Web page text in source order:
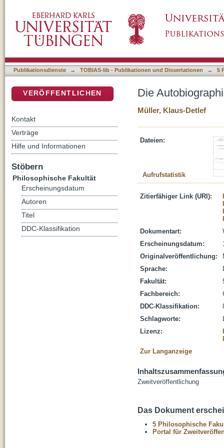
Publikationsdienste → TOBIAS-lib - Publikationen und Dissertationen → 5
Die
Müller, Klaus-Detlef
Dateien:
Aufrufstatistik
Zitierfähiger Link (URI):
Dokumentart:
Erscheinungsdatum:
Originalveröffentlichung:
Sprache:
Fakultät:
Fachbereich:
DDC-Klassifikation:
Schlagworte:
Lizenz:
Zur Langanzeige
Zweitveröffentlichung
Das Dokument
5 Philosophische
Portal für
VERÖFFENTLICHEN
Kontakt
Verträge
Hilfe und Informationen
Stöbern
Philosophische Fakultät
Erscheinungsdatum
Autoren
Titel
DDC-Klassifikation